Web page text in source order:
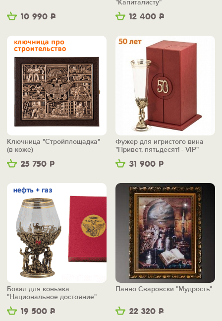
10 990 Р 12 400 Р
"Капиталисту"
25 750 Р
Ключница "Стройплощадка"
(в коже)
31 900 Р
Фужер для игристого вина
"Привет, пятьдесят! - VIP"
19 500 Р
Бокал для коньяка
"Национальное достояние"
22 320 Р
Панно Сваровски "Мудрость"